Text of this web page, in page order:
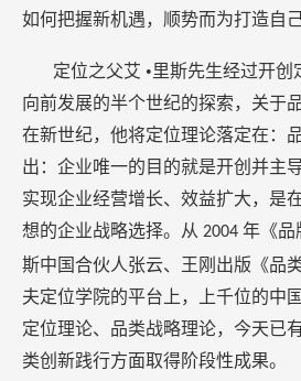
如何把握新机遇，顺势而为打造自
定位之父艾 •里斯先生经过开
向前发展的半个世纪的探索，关于
在新世纪，他将定位理论落定在：
出：企业唯一的目的就是开创并主
实现企业经营增长、效益扩大，是
想的企业战略选择。从 2004 年《品
斯中国合伙人张云、王刚出版《品
夫定位学院的平台上，上千位的中
定位理论、品类战略理论，今天已
类创新践行方面取得阶段性成果。